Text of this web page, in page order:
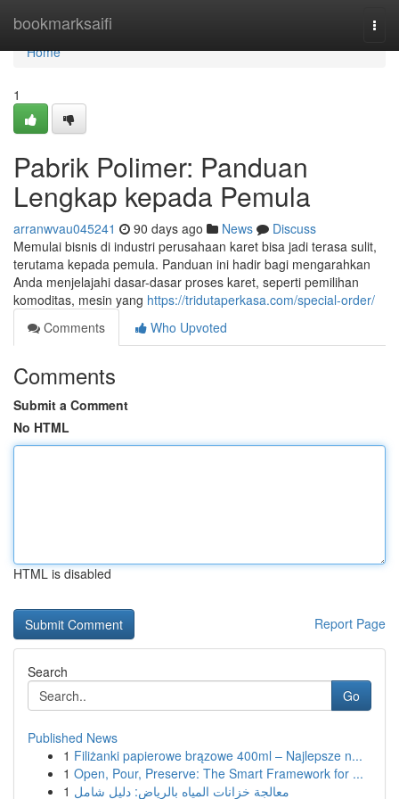
bookmarksaifi
Home
Home
1
Pabrik Polimer: Panduan
Lengkap kepada Pemula
arranwvau045241 90 days ago News
Discuss
Memulai bisnis di industri perusahaan karet bisa jadi terasa sulit,
terutama kepada pemula. Panduan ini hadir bagi mengarahkan
Anda menjelajahi dasar-dasar proses karet, seperti pemilihan
komoditas, mesin yang https://tridutaperkasa.com/special-order/
Comments
Who Upvoted
Comments
Submit a Comment
No HTML
HTML is disabled
Report Page
Search
Go
Published News
1 Filiżanki papierowe brązowe 400ml – Najlepsze n...
1 Open, Pour, Preserve: The Smart Framework for ...
1 معالجة خزانات المياه بالرياض: دليل شامل